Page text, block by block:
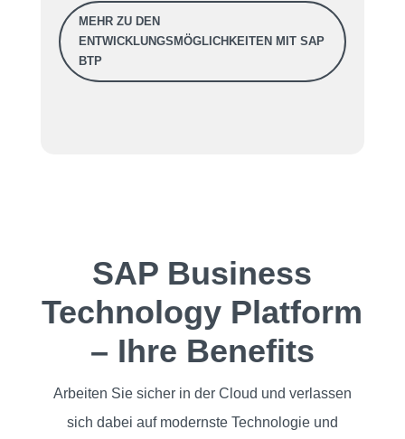
MEHR ZU DEN
ENTWICKLUNGSMÖGLICHKEITEN MIT SAP
BTP
SAP Business
Technology Platform
– Ihre Benefits
Arbeiten Sie sicher in der Cloud und verlassen
sich dabei auf modernste Technologie und